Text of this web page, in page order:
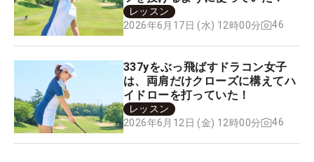
レッスン
2026年6月17日 (水) 12時00分
46
337yをぶっ飛ばすドラコン女子
は、両肩だけクローズに構えてハ
イドローを打っていた！
レッスン
2026年6月12日 (金) 12時00分
46